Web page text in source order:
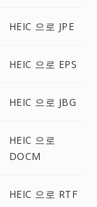
HEIC 으로 JPE
HEIC 으로 EPS
HEIC 으로 JBG
HEIC 으로
DOCM
HEIC 으로 RTF